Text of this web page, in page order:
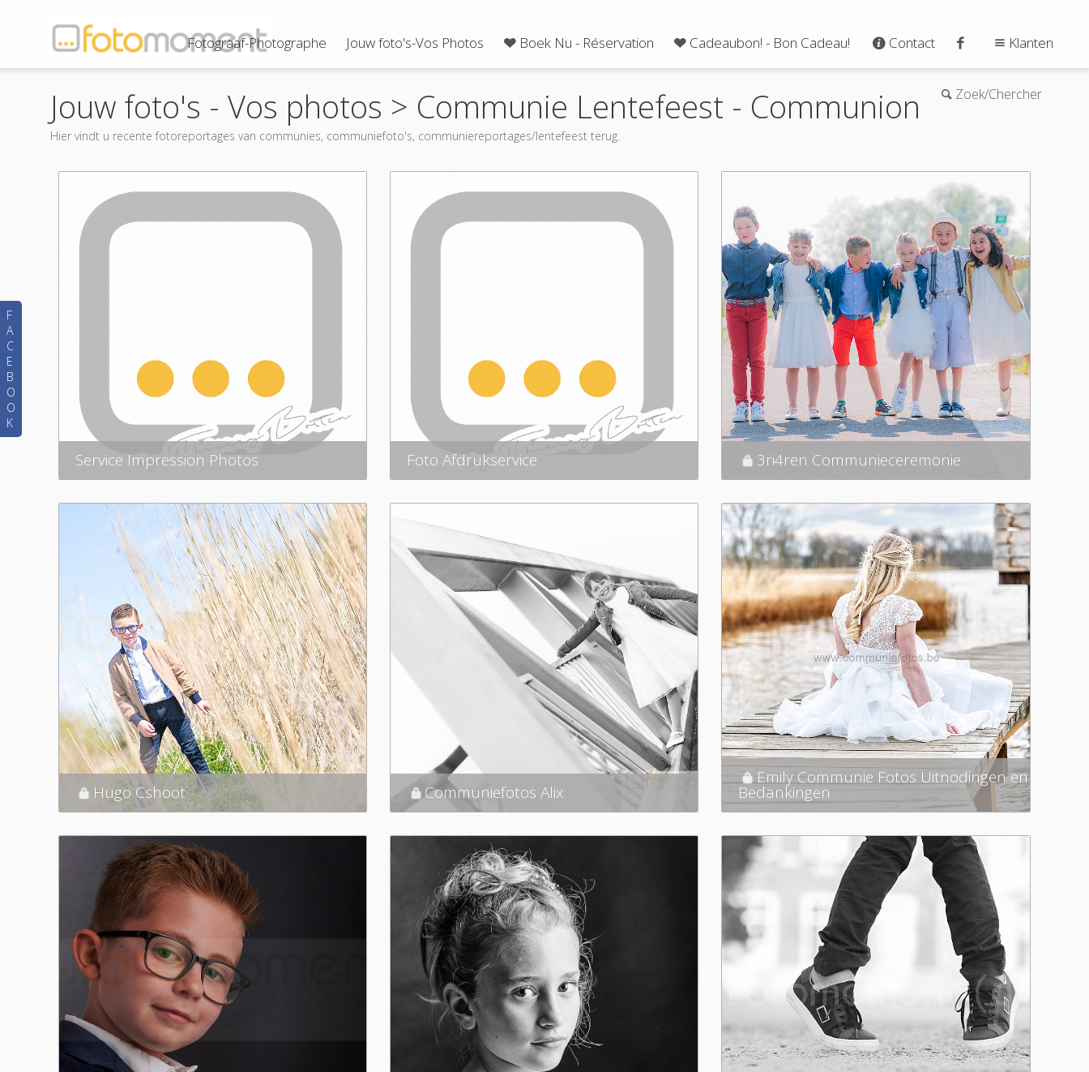
F
A
C
E
B
O
O
K
Fotograaf-Photographe Jouw foto's-Vos Photos Boek Nu - Réservation Cadeaubon! - Bon Cadeau! Contact Klanten
Zoek/Chercher
Jouw foto's - Vos photos > Communie Lentefeest - Communion
Hier vindt u recente fotoreportages van communies, communiefoto's, communiereportages/lentefeest terug.
Service Impression Photos Foto Afdrukservice 3ri4ren Communieceremonie
Hugo Cshoot Communiefotos Alix
Emily Communie Fotos Uitnodingen en
Bedankingen